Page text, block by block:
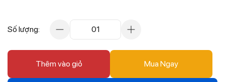
Số lượng: 01
Thêm vào giỏ Mua Ngay